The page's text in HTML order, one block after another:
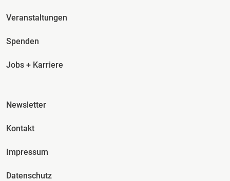
Veranstaltungen
Spenden
Jobs + Karriere
Fusszeile Spalte 3
Newsletter
Kontakt
Impressum
Datenschutz